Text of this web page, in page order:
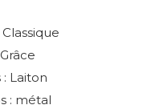
Laiton
: métal